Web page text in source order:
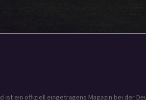
ein offiziell eingetragens Magazin bei der